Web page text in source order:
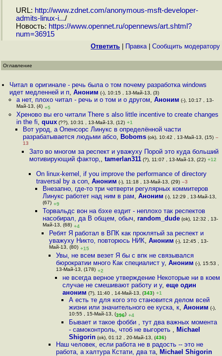
URL: http://www.zdnet.com/anonymous-msft-developer-
admits-linux-i.../
Новость: https://www.opennet.ru/opennews/art.shtml?
num=36915
Ответить Правка| Cообщить модератору
Оглавление
Читал в оригинале - речь была о том почему разработка windows
идет медленней и п,Аноним (-), 10:15 , 13-Май-13, (3)
а нет, плохо читал - речь и о том и о другом, Аноним (-), 10:17 , 13-
Май-13, (4) +5
Хреново вы его читали There s also little incentive to create changes
in the fi, quux(??), 10:31 , 13-Май-13, (12) +1
Вот урод, а Опенсорс Линукс в определённой части
разрабатывается людьми абсо, Boboms(ok), 10:42 , 13-Май-13, (15) –
13
Зато во многом за респект и уважуху Порой это куда больший
мотивирующий фактор,,tamerlan311 (?), 11:07 , 13-Май-13, (22) +12
On linux-kernel, if you improve the performance of directory
traversal by a con, Аноним (-), 11:18 , 13-Май-13, (29) –3
Внезапно, где-то три четверти регулярных коммитеров
Линукс работет над ним в рам, Аноним (-), 12:29 , 13-Май-13,
(67) +9
Торвальдс вон на бэхе ездит - неплохо так респектов
насобирал, да В общем, обыч, random_dude(ok), 12:32 , 13-
Май-13, (68) +4
Ребят Я работал в ВПК как проклятый за респект и
уважуху Никто, повторюсь НИК,Аноним (-), 12:45 , 13-
Май-13, (80) +15
Увы, не всем везет Я бы с впк не связывался
бюрократии много Как специалист у, Аноним (-), 15:53 ,
13-Май-13, (178) +2
не всегда верное утверждение Некоторые ни в коем
случае не смешивают работу и у, еще один
аноним (?), 11:40 , 14-Май-13, (343) +1
А есть те для кого это становится делом всей
жизни или значительного ее куска, к,Аноним (-),
10:55 , 15-Май-13, (396) +4
Бывает и такое фобби , тут два важных момента
- самоконтроль, чтоб не выгореть , Michael
Shigorin (ok), 01:12 , 20-Май-13, (436)
Наш человек, если работа не в радость -- это не
работа, а халтура Кстати, два та, Michael Shigorin